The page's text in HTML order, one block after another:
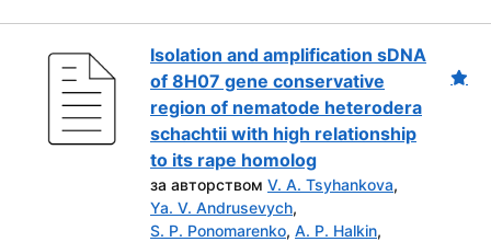
Isolation and amplification sDNA
of 8H07 gene conservative
region of nematode heterodera
schachtii with high relationship
to its rape homolog
за авторством V. A. Tsyhankova,
Ya. V. Andrusevych,
S. P. Ponomarenko, A. P. Halkin,